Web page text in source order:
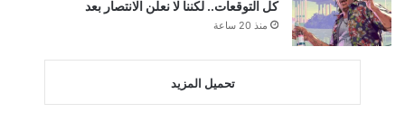
كل التوقعات.. لكننا لا نعلن الانتصار بعد
منذ 20 ساعة
تحميل المزيد